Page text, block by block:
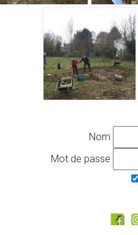
Nom
Mot de passe